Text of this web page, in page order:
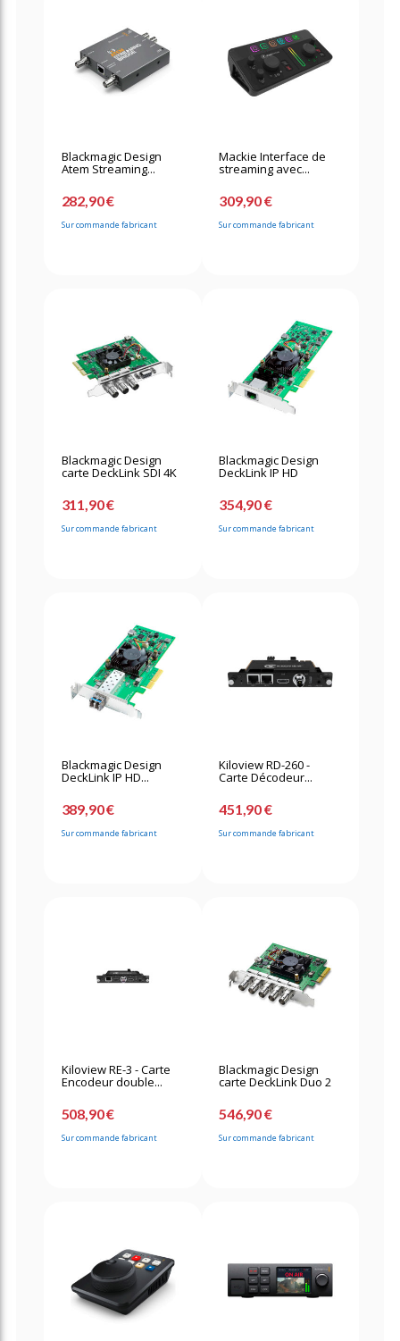
Blackmagic Design
Atem Streaming...
282,90 €
Sur commande fabricant
Mackie Interface de
streaming avec...
309,90 €
Sur commande fabricant
Blackmagic Design
carte DeckLink SDI 4K
311,90 €
Sur commande fabricant
Blackmagic Design
DeckLink IP HD
354,90 €
Sur commande fabricant
Blackmagic Design
DeckLink IP HD...
389,90 €
Sur commande fabricant
Kiloview RD-260 -
Carte Décodeur...
451,90 €
Sur commande fabricant
Kiloview RE-3 - Carte
Encodeur double...
508,90 €
Sur commande fabricant
Blackmagic Design
carte DeckLink Duo 2
546,90 €
Sur commande fabricant